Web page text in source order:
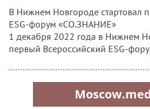
В Нижнем Новгороде стартовал
ESG-форум «СО.ЗНАНИЕ»
1 декабря 2022 года в Нижнем
первый Всероссийский ESG-